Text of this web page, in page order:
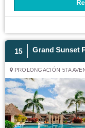
15 Grand Sunset
PROLONGACIÓN 5TA